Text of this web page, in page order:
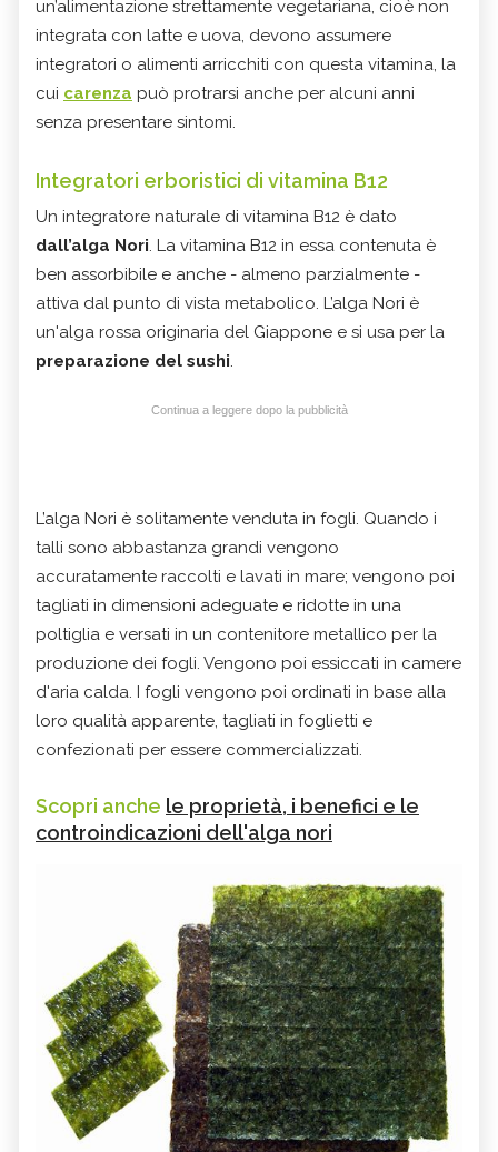
un’alimentazione strettamente vegetariana, cioè non
integrata con latte e uova, devono assumere
integratori o alimenti arricchiti con questa vitamina, la
cui carenza può protrarsi anche per alcuni anni
senza presentare sintomi.
Integratori erboristici di vitamina B12
Un integratore naturale di vitamina B12 è dato
dall’alga Nori. La vitamina B12 in essa contenuta è
ben assorbibile e anche - almeno parzialmente -
attiva dal punto di vista metabolico. L’alga Nori è
un'alga rossa originaria del Giappone e si usa per la
preparazione del sushi.
Continua a leggere dopo la pubblicità
L’alga Nori è solitamente venduta in fogli. Quando i
talli sono abbastanza grandi vengono
accuratamente raccolti e lavati in mare; vengono poi
tagliati in dimensioni adeguate e ridotte in una
poltiglia e versati in un contenitore metallico per la
produzione dei fogli. Vengono poi essiccati in camere
d'aria calda. I fogli vengono poi ordinati in base alla
loro qualità apparente, tagliati in foglietti e
confezionati per essere commercializzati.
Scopri anche le proprietà, i benefici e le
controindicazioni dell'alga nori